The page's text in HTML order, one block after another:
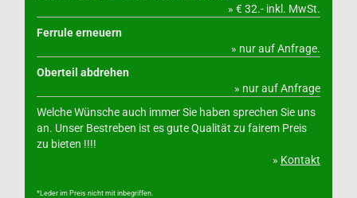
» € 32.- inkl. MwSt.
Ferrule erneuern
» nur auf Anfrage.
Oberteil abdrehen
» nur auf Anfrage
Welche Wünsche auch immer Sie haben sprechen Sie uns
an. Unser Bestreben ist es gute Qualität zu fairem Preis
zu bieten !!!!
» Kontakt
*Leder im Preis nicht mit inbegriffen.